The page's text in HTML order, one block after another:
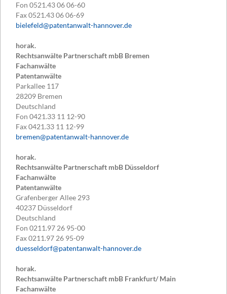
Fon 0521.43 06 06-60
Fax0521.43 06 06-69
bielefeld@patentanwalt-hannover.de
horak.
Rechtsanwälte Partnerschaft mbB Bremen
Fachanwälte
Patentanwälte
Parkallee 117
28209 Bremen
Deutschland
Fon 0421.33 11 12-90
Fax0421.33 11 12-99
bremen@patentanwalt-hannover.de
horak.
Rechtsanwälte Partnerschaft mbB Düsseldorf
Fachanwälte
Patentanwälte
Grafenberger Allee 293
40237 Düsseldorf
Deutschland
Fon 0211.97 26 95-00
Fax0211.97 26 95-09
duesseldorf@patentanwalt-hannover.de
horak.
Rechtsanwälte Partnerschaft mbB Frankfurt/ Main
Fachanwälte